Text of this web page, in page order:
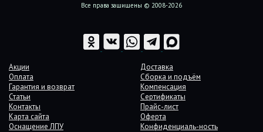
Все права защищены © 2008-2026
Акции
Доставка
Оплата
Сборка и подъём
Гарантия и возврат
Компенсация
Статьи
Сертификаты
Контакты
Прайс-лист
Карта сайта
Оферта
Оснащение ЛПУ
Конфиденциаль-ность